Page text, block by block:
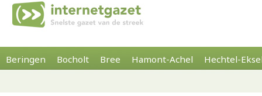
Beringen Bocholt Bree Hamont-Achel Hechtel-